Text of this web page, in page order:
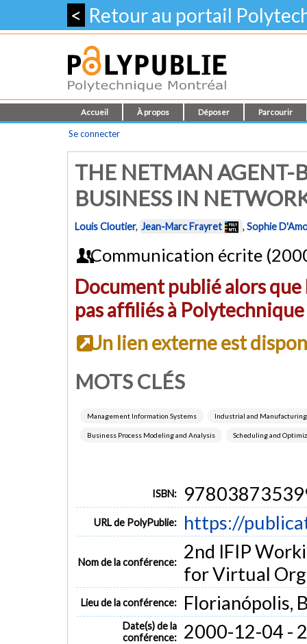
< Retour au portail
Accueil À propos Déposer Parcourir
Se connecter
THE NETMAN AGENT-
BUSINESS IN
Louis Cloutier, Jean-Marc Frayret ,Sophie
Communication écrite
Document publié alors
pas affiliés à
Un lien externe est
MOTS CLÉS
Management Information Systems Industrial and
Business Process Modeling and Analysis Scheduling and
ISBN:
URL de PolyPublie: https://
Nom de la conférence:
2nd IFIP
for Virtual
Lieu de la conférence: Florianópolis,
Date(s) de la
conférence:
2000-12-04 -